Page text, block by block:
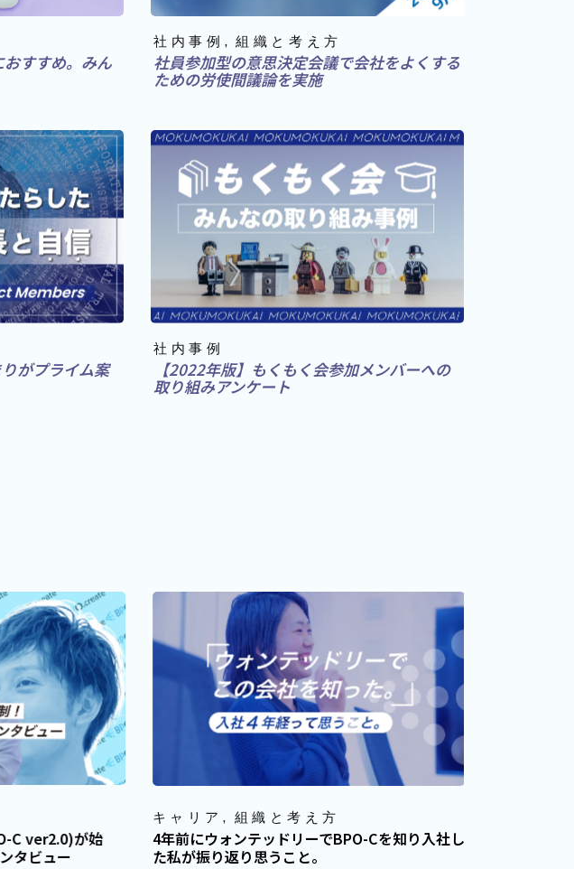
すすめ。みん
社内事例 組織と考え方
社員参加型の意思決定会議で会社をよくする
ための労使間議論を実施
がプライム案
社内事例
【2022年版】もくもく会参加メンバーへの
取り組みアンケート
C ver2.0)が始
タビュー
キャリア 組織と考え方
4年前にウォンテッドリーでBPO-Cを知り入社し
た私が振り返り思うこと。